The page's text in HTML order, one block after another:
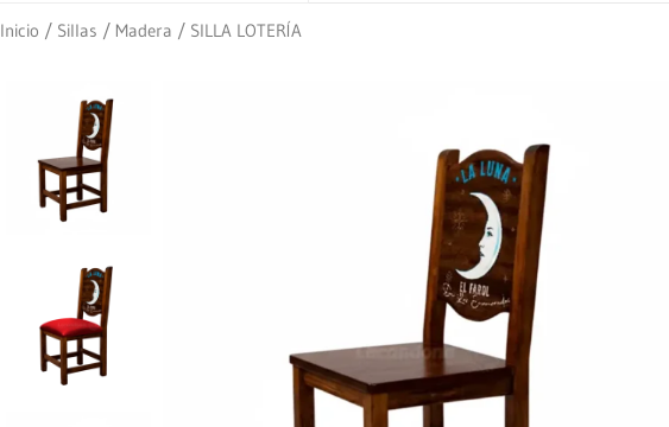
Inicio Sillas Madera SILLA LOTERÍA